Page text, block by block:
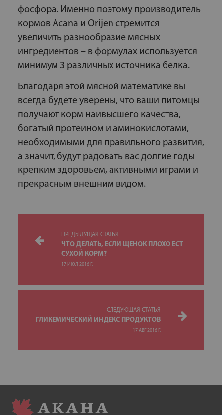
фосфора. Именно поэтому производитель
кормов Acana и Orijen стремится
увеличить разнообразие мясных
ингредиентов – в формулах используется
минимум 3 различных источника белка.
Благодаря этой мясной математике вы
всегда будете уверены, что ваши питомцы
получают корм наивысшего качества,
богатый протеином и аминокислотами,
необходимыми для правильного развития,
а значит, будут радовать вас долгие годы
крепким здоровьем, активными играми и
прекрасным внешним видом.
ПРЕДЫДУЩАЯ СТАТЬЯ
ЧТО ДЕЛАТЬ, ЕСЛИ ЩЕНОК ПЛОХО ЕСТ
СУХОЙ КОРМ?
17 ИЮЛ 2016 Г.
СЛЕДУЮЩАЯ СТАТЬЯ
ГЛИКЕМИЧЕСКИЙ ИНДЕКС ПРОДУКТОВ
17 АВГ 2016 Г.